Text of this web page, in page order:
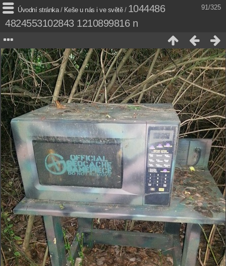
91/325
Úvodní stránka/ Keše u nás i ve světě/ 1044486
4824553102843 1210899816 n